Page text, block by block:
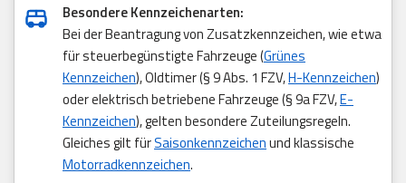
Besondere Kennzeichenarten:
Bei der Beantragung von Zusatzkennzeichen, wie etwa
für steuerbegünstigte Fahrzeuge (Grünes
Kennzeichen), Oldtimer (§ 9 Abs. 1 FZV,H-Kennzeichen)
oder elektrisch betriebene Fahrzeuge (§ 9a FZV,E-
Kennzeichen), gelten besondere Zuteilungsregeln.
Gleiches gilt fürSaisonkennzeichenund klassische
Motorradkennzeichen.